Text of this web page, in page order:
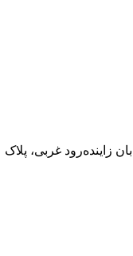
زاینده‌رود غربی، پلاک